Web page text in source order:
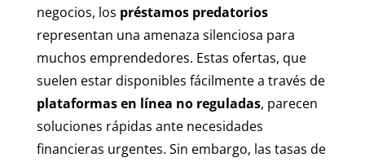
negocios, los préstamos predatorios
representan una amenaza silenciosa para
muchos emprendedores. Estas ofertas, que
suelen estar disponibles fácilmente a través de
plataformas en línea no reguladas, parecen
soluciones rápidas ante necesidades
financieras urgentes. Sin embargo, las tasas de